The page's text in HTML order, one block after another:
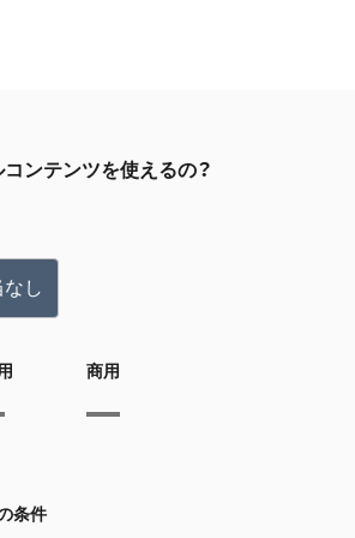
ンテンツを使えるの？
し
商用
条件